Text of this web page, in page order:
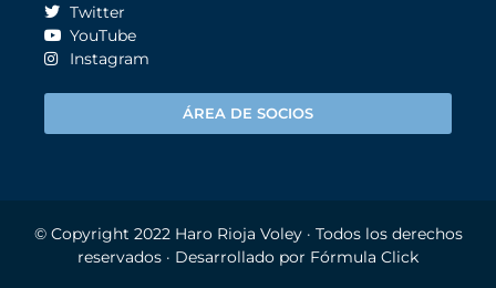
Twitter
YouTube
Instagram
ÁREA DE SOCIOS
© Copyright 2022 Haro Rioja Voley· Todos los derechos
reservados · Desarrollado por Fórmula Click